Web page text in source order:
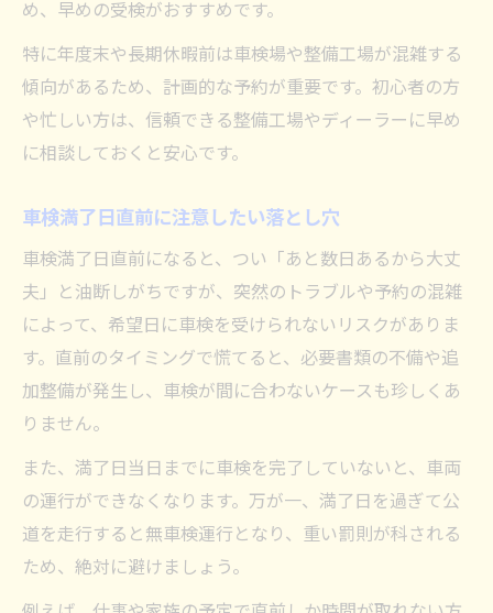
車検の有効期限を正確に確認する方法
車検証で分かる有効期限の見方解説
車検更新期間の最新ルールと手順
車検満了日をうっかり過ぎない対策法
車検を余裕持って受けるメリット解説
車検を余裕持って受ける利点と安心感
車検満了日より前受検のスケジュール例
車検早期予約がもたらすメリット紹介
車検切れリスクを避けるための準備法
車検の受検時期選びで損しない考え方
車検満了日を意識した受検タイミング
車検2ヶ月前と30日前の違いを比較
車検満了日が変わる場合の注意ポイント
め、早めの受検がおすすめです。
特に年度末や長期休暇前は車検場や整備工場が混雑する
傾向があるため、計画的な予約が重要です。初心者の方
や忙しい方は、信頼できる整備工場やディーラーに早め
に相談しておくと安心です。
車検満了日直前に注意したい落とし穴
車検満了日直前になると、つい「あと数日あるから大丈
夫」と油断しがちですが、突然のトラブルや予約の混雑
によって、希望日に車検を受けられないリスクがありま
す。直前のタイミングで慌てると、必要書類の不備や追
加整備が発生し、車検が間に合わないケースも珍しくあ
りません。
また、満了日当日までに車検を完了していないと、車両
の運行ができなくなります。万が一、満了日を過ぎて公
道を走行すると無車検運行となり、重い罰則が科される
ため、絶対に避けましょう。